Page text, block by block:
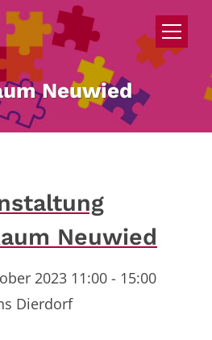
Neuwied
Neuwied
2023 11:00 - 15:00
Dierdorf